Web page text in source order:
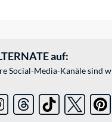
auf:
Social-Media-Kanäle sind